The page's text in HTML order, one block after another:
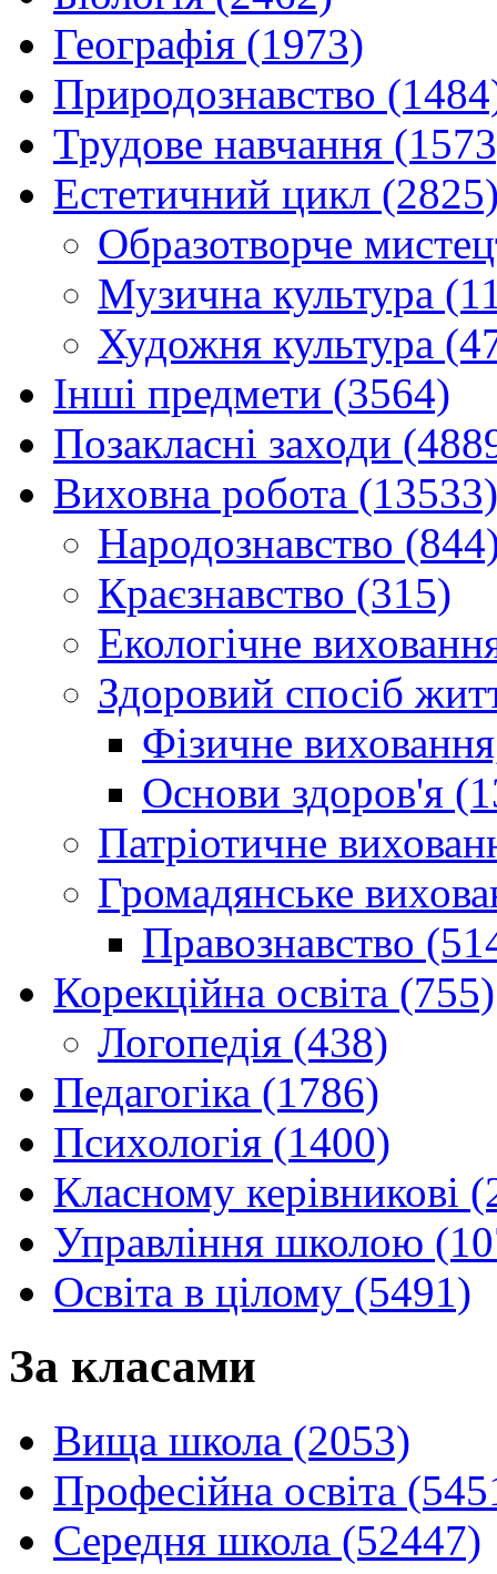
Географія (1973)
Природознавство
Трудове навчання
Естетичний цикл
Образотворче
Музична культура
Художня культура
Інші предмети (3564)
Позакласні заходи
Виховна робота (13533)
Народознавство
Краєзнавство (315)
Екологічне
Здоровий спосіб
Фізичне
Основи здоров'я
Патріотичне
Громадянське
Правознавство
Корекційна освіта (755)
Логопедія (438)
Педагогіка (1786)
Психологія (1400)
Класному керівникові
Управління школою
Освіта в цілому (5491)
За класами
Вища школа (2053)
Професійна освіта
Середня школа (52447)